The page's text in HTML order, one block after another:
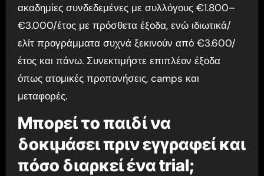
ακαδημίες συνδεδεμένες με συλλόγους €1.800–
€3.000/έτος με πρόσθετα έξοδα, ενώ ιδιωτικά/
ελίτ προγράμματα συχνά ξεκινούν από €3.600/
έτος και πάνω. Συνεκτιμήστε επιπλέον έξοδα
όπως ατομικές προπονήσεις, camps και
μεταφορές.
Μπορεί το παιδί να
δοκιμάσει πριν εγγραφεί και
πόσο διαρκεί ένα trial;